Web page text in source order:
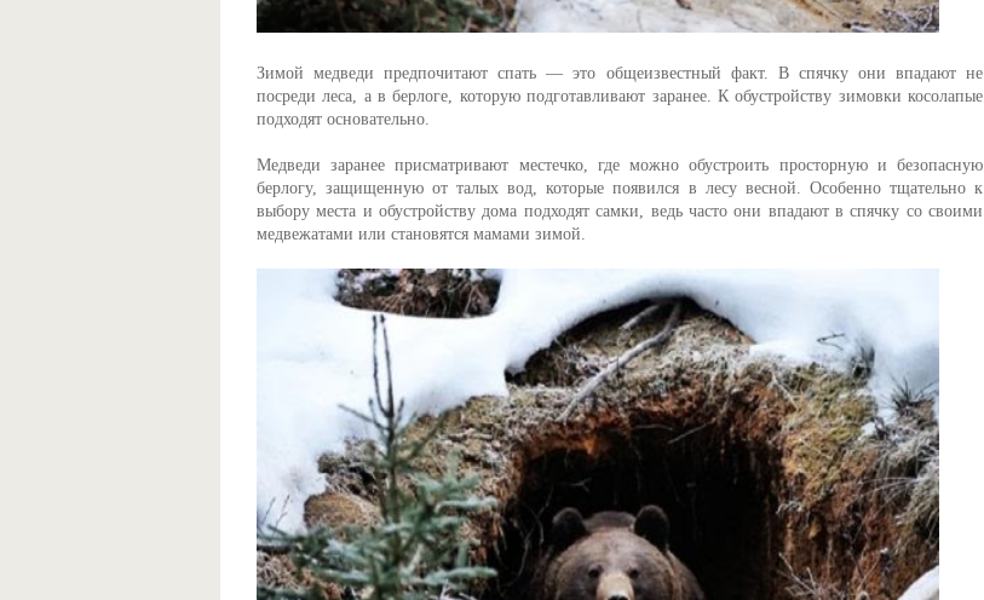
Зимой медведи предпочитают спать — это общеизвестный факт. В спячку они впадают не
посреди леса, а в берлоге, которую подготавливают заранее. К обустройству зимовки косолапые
подходят основательно.
Медведи заранее присматривают местечко, где можно обустроить просторную и безопасную
берлогу, защищенную от талых вод, которые появился в лесу весной. Особенно тщательно к
выбору места и обустройству дома подходят самки, ведь часто они впадают в спячку со своими
медвежатами или становятся мамами зимой.